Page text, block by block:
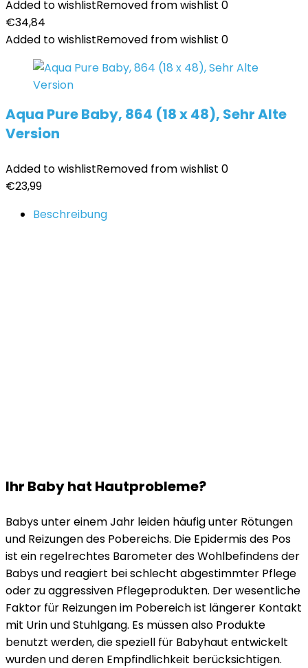
Added to wishlistRemoved from wishlist 0
€34,84
Added to wishlistRemoved from wishlist 0
Aqua Pure Baby, 864 (18 x 48), Sehr Alte
Version
Added to wishlistRemoved from wishlist 0
€23,99
Beschreibung
Ihr Baby hat Hautprobleme?
Babys unter einem Jahr leiden häufig unter Rötungen
und Reizungen des Pobereichs. Die Epidermis des Pos
ist ein regelrechtes Barometer des Wohlbefindens der
Babys und reagiert bei schlecht abgestimmter Pflege
oder zu aggressiven Pflegeprodukten. Der wesentliche
Faktor für Reizungen im Pobereich ist längerer Kontakt
mit Urin und Stuhlgang. Es müssen also Produkte
benutzt werden, die speziell für Babyhaut entwickelt
wurden und deren Empfindlichkeit berücksichtigen.